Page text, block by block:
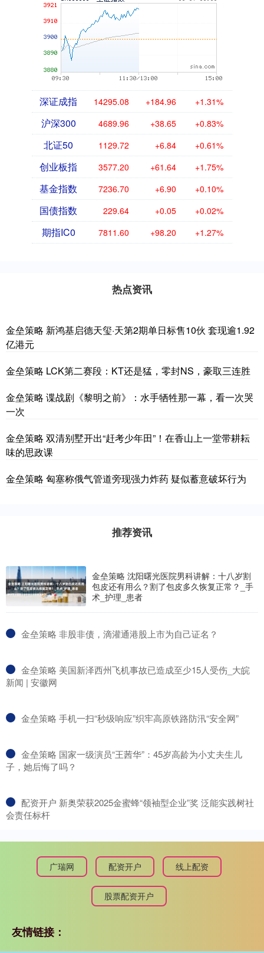
深证成指 14295.08 +184.96 +1.31%
沪深300 4689.96 +38.65 +0.83%
北证50 1129.72 +6.84 +0.61%
创业板指 3577.20 +61.64 +1.75%
基金指数 7236.70 +6.90 +0.10%
国债指数 229.64 +0.05 +0.02%
期指IC0 7811.60 +98.20 +1.27%
热点资讯
金垒策略 新鸿基启德天玺·天第2期单日标售10伙 套现逾1.92
亿港元
金垒策略 LCK第二赛段：KT还是猛，零封NS，豪取三连胜
金垒策略 谍战剧《黎明之前》：水手牺牲那一幕，看一次哭
一次
金垒策略 双清别墅开出“赶考少年田”！在香山上一堂带耕耘
味的思政课
金垒策略 匈塞称俄气管道旁现强力炸药 疑似蓄意破坏行为
推荐资讯
金垒策略 沈阳曙光医院男科讲解：十八岁割
包皮还有用么？割了包皮多久恢复正常？_手
术_护理_患者
​金垒策略 非股非债，滴灌通港股上市为自己证名？
​金垒策略 美国新泽西州飞机事故已造成至少15人受伤_大皖
新闻 | 安徽网
​金垒策略 手机一扫“秒级响应”织牢高原铁路防汛“安全网”
​金垒策略 国家一级演员“王茜华”：45岁高龄为小丈夫生儿
子，她后悔了吗？
​配资开户 新奥荣获2025金蜜蜂“领袖型企业”奖 泛能实践树社
会责任标杆
广瑞网 配资开户 线上配资
股票配资开户
友情链接：